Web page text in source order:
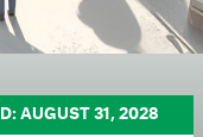
AUGUST 31, 2028